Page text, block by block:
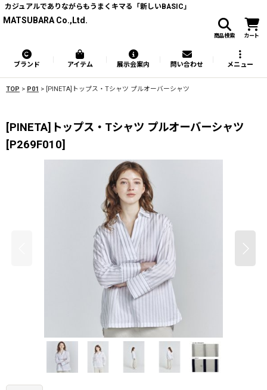
カジュアルでありながらもうまくキマる「新しいBASIC」
MATSUBARA Co.,Ltd.
商品検索 カート
ブランド アイテム 展示会案内 問い合わせ メニュー
TOP > P01 > [PINETA]トップス・Tシャツ プルオーバーシャツ
[PINETA]トップス・Tシャツ プルオーバーシャツ
[P269F010]